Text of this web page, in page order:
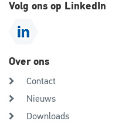
Volg ons op LinkedIn
Over ons
Contact
Nieuws
Downloads